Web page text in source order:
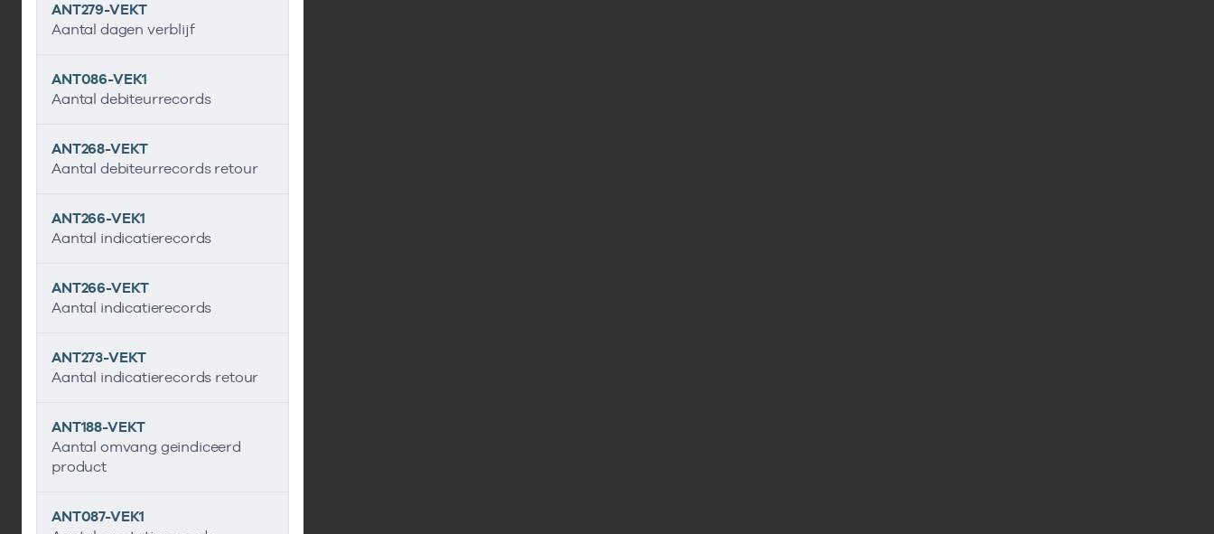
ANT279-VEKT
Aantal dagen verblijf
ANT086-VEK1
Aantal debiteurrecords
ANT268-VEKT
Aantal debiteurrecords retour
ANT266-VEK1
Aantal indicatierecords
ANT266-VEKT
Aantal indicatierecords
ANT273-VEKT
Aantal indicatierecords retour
ANT188-VEKT
Aantal omvang geindiceerd
product
ANT087-VEK1